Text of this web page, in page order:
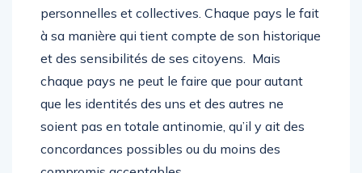
personnelles et collectives. Chaque pays le fait
à sa manière qui tient compte de son historique
et des sensibilités de ses citoyens. Mais
chaque pays ne peut le faire que pour autant
que les identités des uns et des autres ne
soient pas en totale antinomie, qu’il y ait des
concordances possibles ou du moins des